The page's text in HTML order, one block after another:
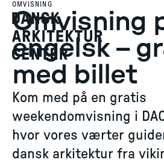
OMVISNING
Omvisning
engelsk –
med billet
Kom med på en gratis
weekendomvisning i
hvor vores værter
dansk arkitektur fra